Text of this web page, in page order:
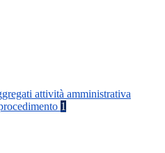
attività amministrativa
1